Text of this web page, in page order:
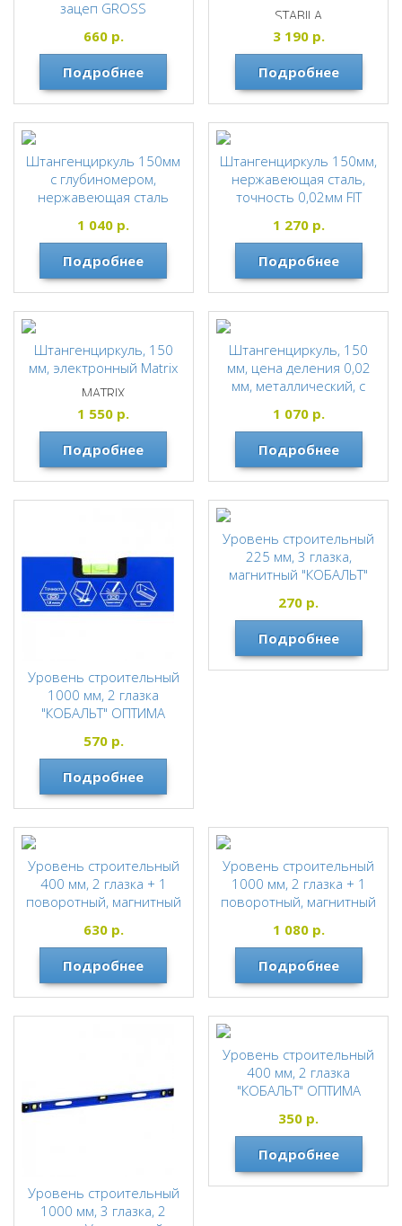
зацеп GROSS
GROSS
660р.
Подробнее
STABILA
3 190р.
Подробнее
Штангенциркуль 150мм
с глубиномером,
нержавеющая сталь
FIT
1 040 р.
Подробнее
Штангенциркуль 150мм,
нержавеющая сталь,
точность 0,02мм FIT
FIT
1 270р.
Подробнее
Штангенциркуль, 150
мм, электронный Matrix
MATRIX
1 550 р.
Подробнее
Штангенциркуль, 150
мм, цена деления 0,02
мм, металлический, с
MATRIX
1 070р.
Подробнее
Уровень строительный
1000 мм, 2 глазка
"КОБАЛЬТ" ОПТИМА
КОБАЛЬТ
570р.
Подробнее
Уровень строительный
225 мм, 3 глазка,
магнитный "КОБАЛЬТ"
КОБАЛЬТ
270 р.
Подробнее
Уровень строительный
400 мм, 2 глазка + 1
поворотный, магнитный
КОБАЛЬТ
630р.
Подробнее
Уровень строительный
1000 мм, 2 глазка + 1
поворотный, магнитный
КОБАЛЬТ
1 080р.
Подробнее
Уровень строительный
1000 мм, 3 глазка, 2
Уровень строительный
400 мм, 2 глазка
"КОБАЛЬТ" ОПТИМА
КОБАЛЬТ
350 р.
Подробнее